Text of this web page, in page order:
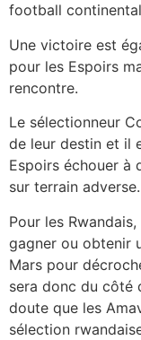
football
Une victoire est
pour les Espoirs
rencontre.
Le sélectionneur
de leur destin et il
Espoirs échouer à
sur terrain adverse.
Pour les
gagner ou obtenir
Mars pour
sera donc du côté
doute que les
sélection